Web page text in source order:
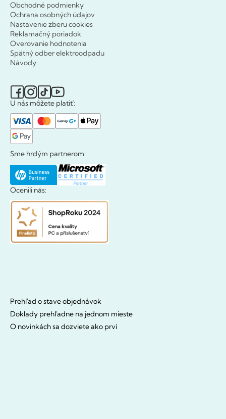
Obchodné podmienky
Ochrana osobných údajov
Nastavenie zberu cookies
Reklamačný poriadok
Overovanie hodnotenia
Spätný odber elektroodpadu
Návody
U nás môžete platiť:
Sme hrdým partnerom:
Ocenili nás:
Prehľad o stave objednávok
Doklady prehľadne na jednom mieste
O novinkách sa dozviete ako prví